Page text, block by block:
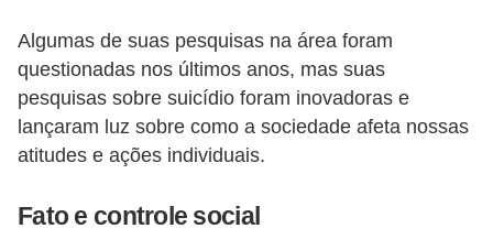
Algumas de suas pesquisas na área foram
questionadas nos últimos anos, mas suas
pesquisas sobre suicídio foram inovadoras e
lançaram luz sobre como a sociedade afeta nossas
atitudes e ações individuais.
Fato e controle social
s
p
a
r
a
E